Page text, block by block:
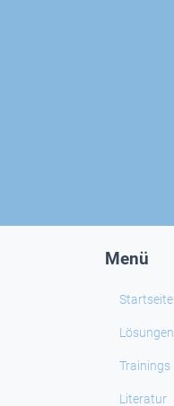
Menü
Startseite
Lösungen
Trainings
Literatur